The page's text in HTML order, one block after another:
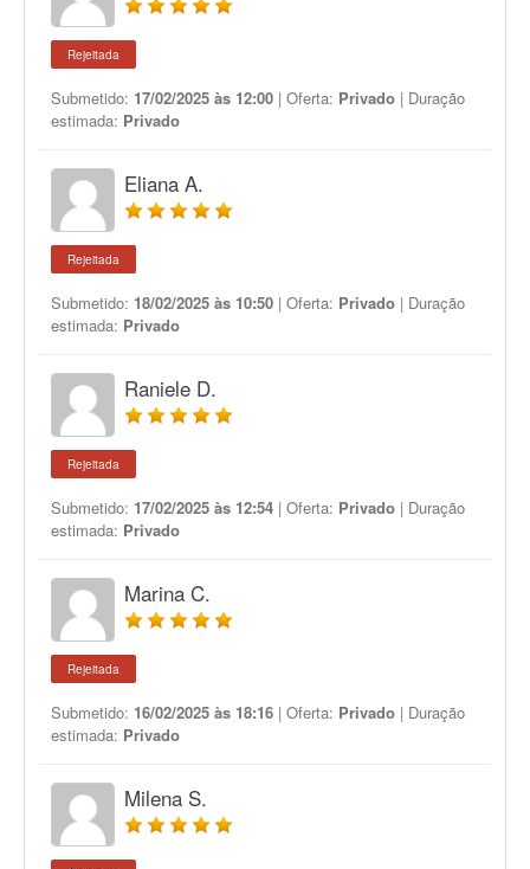
Rejeitada
Submetido: 17/02/2025 às 12:00 | Oferta: Privado | Duração
estimada: Privado
Eliana A.
Rejeitada
Submetido: 18/02/2025 às 10:50 | Oferta: Privado | Duração
estimada: Privado
Raniele D.
Rejeitada
Submetido: 17/02/2025 às 12:54 | Oferta: Privado | Duração
estimada: Privado
Marina C.
Rejeitada
Submetido: 16/02/2025 às 18:16 | Oferta: Privado | Duração
estimada: Privado
Milena S.